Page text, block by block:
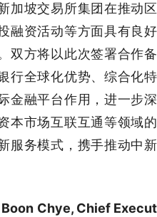
加坡交易所集团在推动区
融资活动等方面具有良好
双方将以此次签署合作备
行全球化优势、综合化特
金融平台作用，进一步深
本市场互联互通等领域的
服务模式，携手推动中新
Chye, Chief Execut